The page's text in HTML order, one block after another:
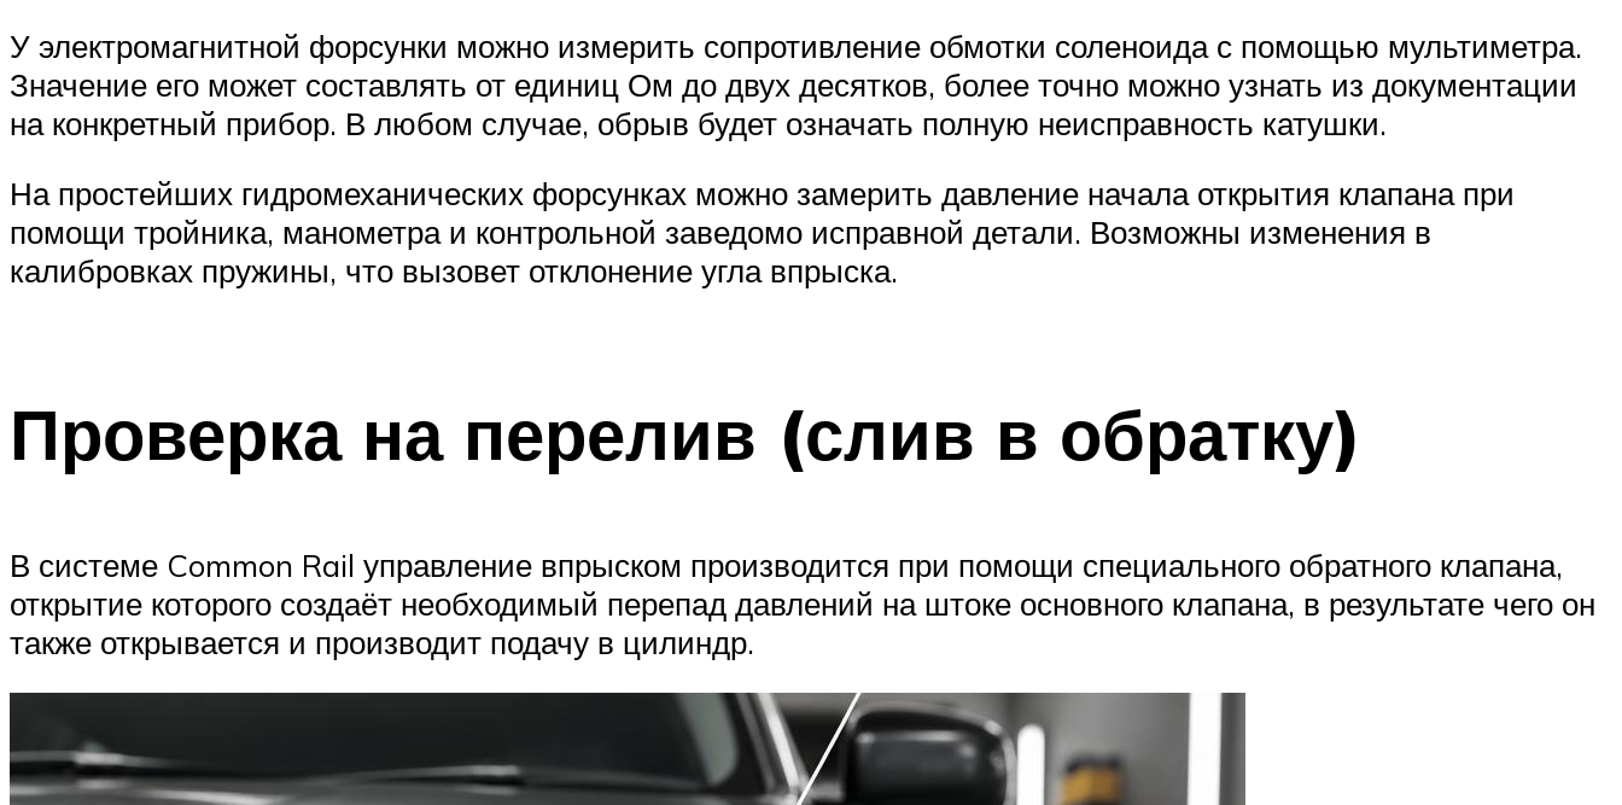
У электромагнитной форсунки можно измерить сопротивление обмотки соленоида с помощью мультиметра.
Значение его может составлять от единиц Ом до двух десятков, более точно можно узнать из документации
на конкретный прибор. В любом случае, обрыв будет означать полную неисправность катушки.
На простейших гидромеханических форсунках можно замерить давление начала открытия клапана при
помощи тройника, манометра и контрольной заведомо исправной детали. Возможны изменения в
калибровках пружины, что вызовет отклонение угла впрыска.
Проверка на перелив (слив в обратку)
В системе Common Rail управление впрыском производится при помощи специального обратного клапана,
открытие которого создаёт необходимый перепад давлений на штоке основного клапана, в результате чего он
также открывается и производит подачу в цилиндр.